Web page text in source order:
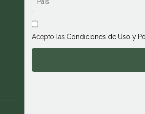
Acepto las Condiciones de Uso y